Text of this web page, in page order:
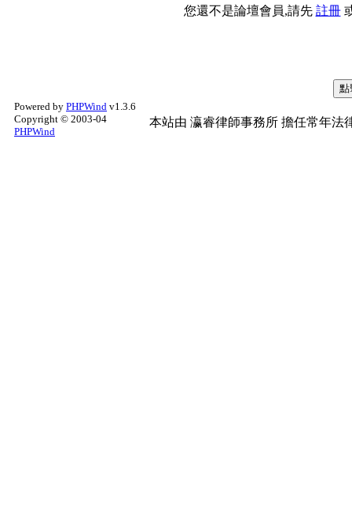
您還不是論壇會員,請先 註冊
Powered by PHPWind v1.3.6
Copyright © 2003-04
PHPWind
本站由 瀛睿律師事務所 擔任常年法